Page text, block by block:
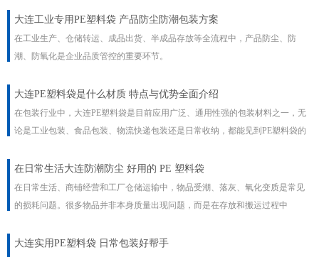
大连工业专用PE塑料袋 产品防尘防潮包装方案
在工业生产、仓储转运、成品出货、半成品存放等全流程中，产品防尘、防
潮、防氧化是企业品质管控的重要环节。
大连PE塑料袋是什么材质 特点与优势全面介绍
在包装行业中，大连PE塑料袋是目前应用广泛、通用性强的包装材料之一，无
论是工业包装、食品包装、物流快递包装还是日常收纳，都能见到PE塑料袋的
​在日常生活大连防潮防尘 好用的 PE 塑料袋
在日常生活、商铺经营和工厂仓储运输中，物品受潮、落灰、氧化变质是常见
的损耗问题。很多物品并非本身质量出现问题，而是在存放和搬运过程中
大连实用PE塑料袋 日常包装好帮手